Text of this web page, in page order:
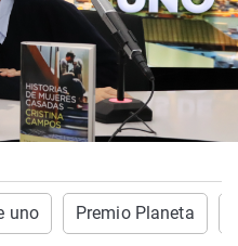
uno Premio Planeta